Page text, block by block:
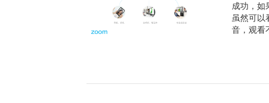
成功，如
虽然可以
音，观看